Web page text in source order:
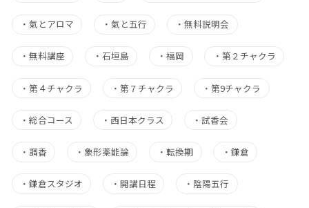
・ 氣とアロマ ・氣と五行 ・無料説明会
・ 無料講座 ・石垣島 ・福岡 ・ 第２チャクラ
・ 第４チャクラ ・第７チャクラ ・第9チャクラ
・ 総合コース ・ 西日本クラス ・試香会
・ 調香 ・ 象形薬能論 ・転換期 ・ 鎌倉
・ 鎌倉スタジオ ・開講日程 ・ 陰陽五行